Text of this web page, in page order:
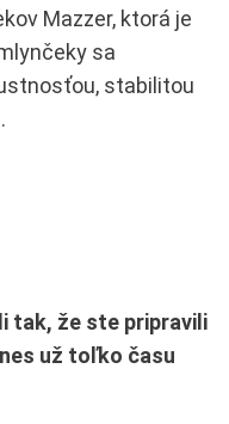
Mazzer, ktorá je
sa
stabilitou
tak, že ste pripravili
už toľko času